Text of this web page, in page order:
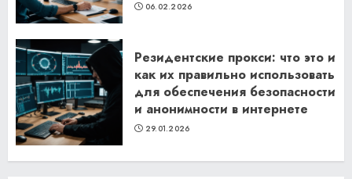
06.02.2026
Резидентские прокси: что это и
как их правильно использовать
для обеспечения безопасности
и анонимности в интернете
29.01.2026